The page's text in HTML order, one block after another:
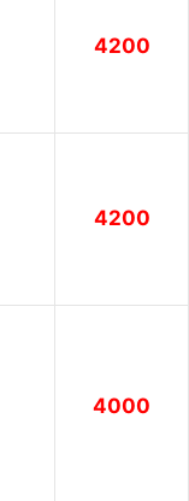
4200
4200
4000